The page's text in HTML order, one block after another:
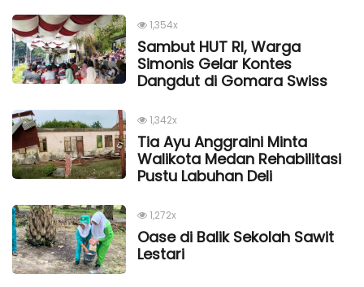
1,354x
Sambut HUT RI, Warga
Simonis Gelar Kontes
Dangdut di Gomara Swiss
1,342x
Tia Ayu Anggraini Minta
Walikota Medan Rehabilitasi
Pustu Labuhan Deli
1,272x
Oase di Balik Sekolah Sawit
Lestari